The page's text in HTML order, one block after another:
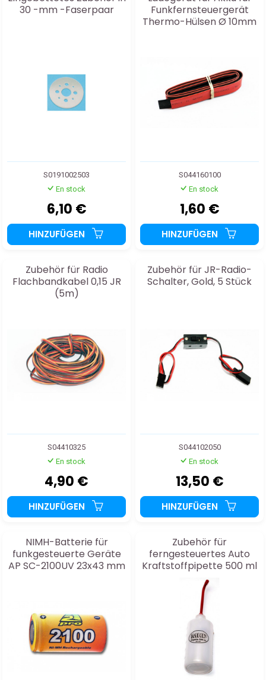
30 -mm -Faserpaar
S0191002503
En stock
6,10 €
HINZUFÜGEN
Funkfernsteuergerät
Thermo-Hülsen Ø 10mm
S044160100
En stock
1,60 €
HINZUFÜGEN
Zubehör für Radio
Flachbandkabel 0,15 JR
(5m)
S04410325
En stock
4,90 €
HINZUFÜGEN
Zubehör für JR-Radio-
Schalter, Gold, 5 Stück
S044102050
En stock
13,50 €
HINZUFÜGEN
NIMH-Batterie für
funkgesteuerte Geräte
AP SC-2100UV 23x43 mm
Zubehör für
ferngesteuertes Auto
Kraftstoffpipette 500 ml